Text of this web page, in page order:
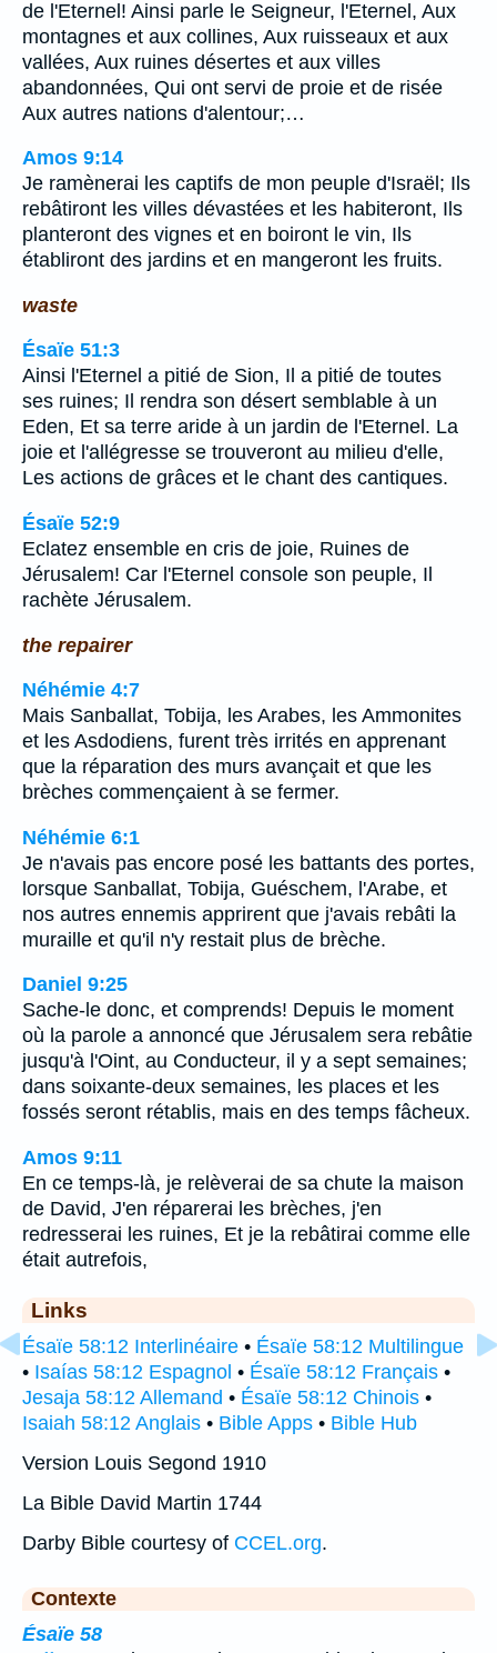
de l'Eternel! Ainsi parle le Seigneur, l'Eternel, Aux
montagnes et aux collines, Aux ruisseaux et aux
vallées, Aux ruines désertes et aux villes
abandonnées, Qui ont servi de proie et de risée
Aux autres nations d'alentour;…
Amos 9:14
Je ramènerai les captifs de mon peuple d'Israël; Ils
rebâtiront les villes dévastées et les habiteront, Ils
planteront des vignes et en boiront le vin, Ils
établiront des jardins et en mangeront les fruits.
waste
Ésaïe 51:3
Ainsi l'Eternel a pitié de Sion, Il a pitié de toutes
ses ruines; Il rendra son désert semblable à un
Eden, Et sa terre aride à un jardin de l'Eternel. La
joie et l'allégresse se trouveront au milieu d'elle,
Les actions de grâces et le chant des cantiques.
Ésaïe 52:9
Eclatez ensemble en cris de joie, Ruines de
Jérusalem! Car l'Eternel console son peuple, Il
rachète Jérusalem.
the repairer
Néhémie 4:7
Mais Sanballat, Tobija, les Arabes, les Ammonites
et les Asdodiens, furent très irrités en apprenant
que la réparation des murs avançait et que les
brèches commençaient à se fermer.
Néhémie 6:1
Je n'avais pas encore posé les battants des portes,
lorsque Sanballat, Tobija, Guéschem, l'Arabe, et
nos autres ennemis apprirent que j'avais rebâti la
muraille et qu'il n'y restait plus de brèche.
Daniel 9:25
Sache-le donc, et comprends! Depuis le moment
où la parole a annoncé que Jérusalem sera rebâtie
jusqu'à l'Oint, au Conducteur, il y a sept semaines;
dans soixante-deux semaines, les places et les
fossés seront rétablis, mais en des temps fâcheux.
Amos 9:11
En ce temps-là, je relèverai de sa chute la maison
de David, J'en réparerai les brèches, j'en
redresserai les ruines, Et je la rebâtirai comme elle
était autrefois,
Links
Ésaïe 58:12 Interlinéaire • Ésaïe 58:12 Multilingue
• Isaías 58:12 Espagnol • Ésaïe 58:12 Français •
Jesaja 58:12 Allemand • Ésaïe 58:12 Chinois •
Isaiah 58:12 Anglais • Bible Apps • Bible Hub
Version Louis Segond 1910
La Bible David Martin 1744
Darby Bible courtesy of CCEL.org.
Contexte
Ésaïe 58